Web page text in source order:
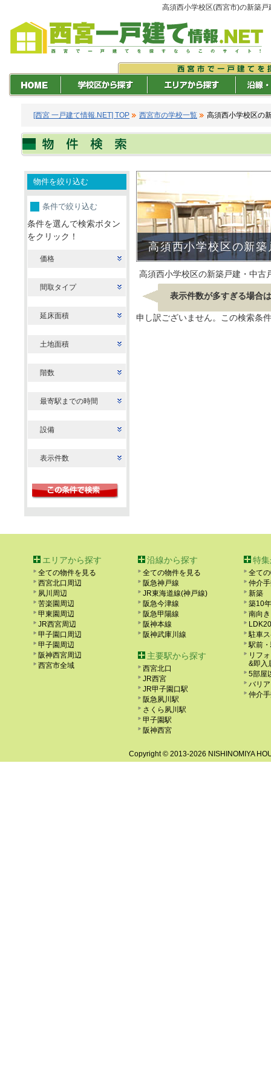
高須西小学校区(西宮市)の新築
[西宮 一戸建て情報.NET] TOP 西宮市の学校一覧 高須西小学校区の
物件を絞り込む
条件で絞り込む
条件を選んで検索ボタン
をクリック！
価格
間取タイプ
延床面積
土地面積
階数
最寄駅までの時間
設備
表示件数
高須西小学校区の新
高須西小学校区の新築戸建・中古
表示件数が多すぎる場合
申し訳ございません。この検索条
エリアから探す
全ての物件を見る
西宮北口周辺
夙川周辺
苦楽園周辺
甲東園周辺
JR西宮周辺
甲子園口周辺
甲子園周辺
阪神西宮周辺
西宮市全域
沿線から探す
全ての物件を見る
阪急神戸線
JR東海道線(神戸線)
阪急今津線
阪急甲陽線
阪神本線
阪神武庫川線
主要駅から探す
西宮北口
JR西宮
JR甲子園口駅
阪急夙川駅
さくら夙川駅
甲子園駅
阪神西宮
特
全て
仲介
新築
築10
南向き
駐車
駅前
リフ
&即入
5部屋
バリ
仲介
Copyright ©2013-2026 NISHINOMIYA